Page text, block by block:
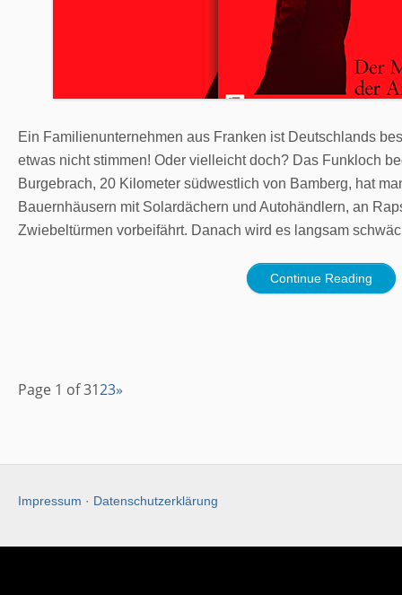
Ein Familienunternehmen aus Franken ist Deutschlands
etwas nicht stimmen! Oder vielleicht doch? Das Funkloch
Burgebrach, 20 Kilometer südwestlich von Bamberg, hat
Bauernhäusern mit Solardächern und Autohändlern, an
Zwiebeltürmen vorbeifährt. Danach wird es langsam
Continue Reading
Page 1 of 3123»
Impressum · Datenschutzerklärung